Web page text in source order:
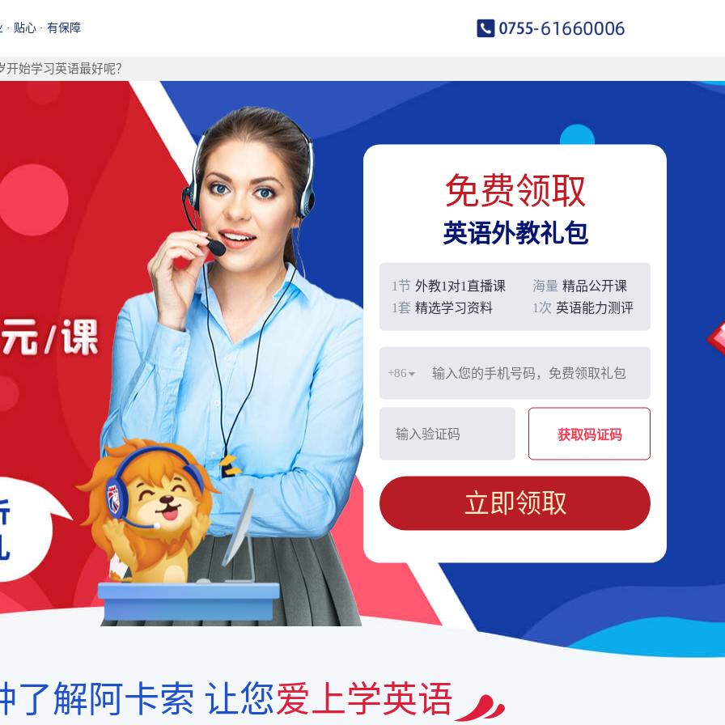
· 贴心 · 有保障
始学习英语最好呢？
免费领取
英语外教礼包
1节 外教1对1直播课 海量 精品公开课
1套 精选学习资料 1次 英语能力测评
+86
获取码证码
立即领取
了解阿卡索 让您爱上学英语